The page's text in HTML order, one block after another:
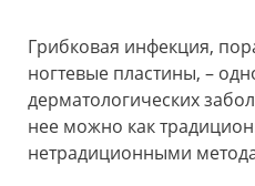
Грибковая инфекция,
ногтевые пластины, –
дерматологических
нее можно как
нетрадиционными